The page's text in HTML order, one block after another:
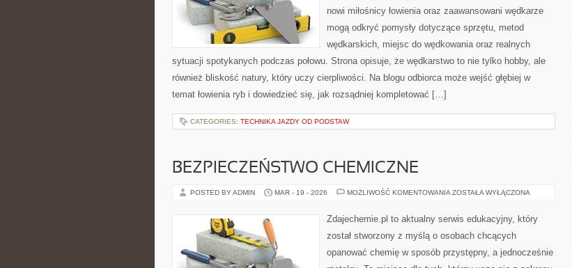
nowi miłośnicy łowienia oraz zaawansowani wędkarze
mogą odkryć pomysły dotyczące sprzętu, metod
wędkarskich, miejsc do wędkowania oraz realnych
sytuacji spotykanych podczas połowu. Strona opisuje, że wędkarstwo to nie tylko hobby, ale
również bliskość natury, który uczy cierpliwości. Na blogu odbiorca może wejść głębiej w
temat łowienia ryb i dowiedzieć się, jak rozsądniej kompletować […]
CATEGORIES: TECHNIKA JAZDY OD PODSTAW
BEZPIECZEŃSTWO CHEMICZNE
POSTED BY ADMIN MAR - 19 - 2026 MOŻLIWOŚĆ KOMENTOWANIA BEZPIECZEŃSTWO
ZOSTAŁA WYŁĄCZONA
Zdajechemie.pl to aktualny serwis edukacyjny, który
został stworzony z myślą o osobach chcących
opanować chemię w sposób przystępny, a jednocześnie